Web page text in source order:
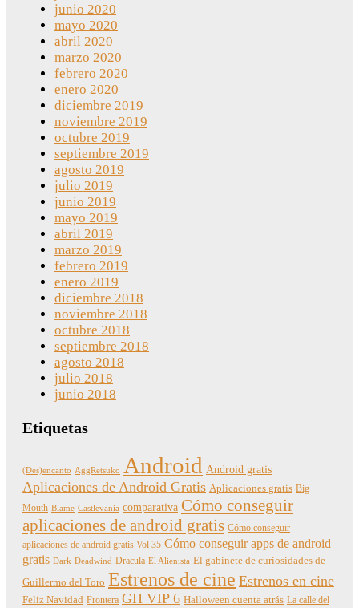
junio 2020
mayo 2020
abril 2020
marzo 2020
febrero 2020
enero 2020
diciembre 2019
noviembre 2019
octubre 2019
septiembre 2019
agosto 2019
julio 2019
junio 2019
mayo 2019
abril 2019
marzo 2019
febrero 2019
enero 2019
diciembre 2018
noviembre 2018
octubre 2018
septiembre 2018
agosto 2018
julio 2018
junio 2018
Etiquetas
(Des)encanto AggRetsuko Android Android gratis
Aplicaciones de Android Gratis Aplicaciones gratis Big
Mouth Blame Castlevania comparativa Cómo conseguir
aplicaciones de android gratis Cómo conseguir
aplicaciones de android gratis Vol 35 Cómo conseguir apps de android
gratis Dark Deadwind Dracula El Alienista El gabinete de curiosidades de
Guillermo del Toro Estrenos de cine Estrenos en cine
Feliz Navidad Frontera GH VIP 6 Halloween cuenta atrás La calle del